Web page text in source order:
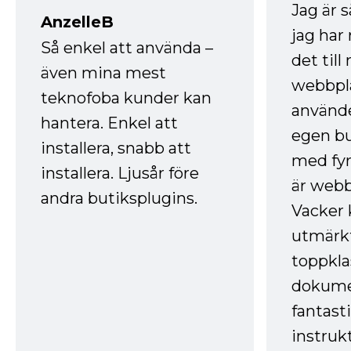
AnzelleB
Så enkel att använda –
även mina mest
teknofoba kunder kan
hantera. Enkel att
installera, snabb att
installera. Ljusår före
andra butiksplugins.
Jag är
jag
det till
egen
med
är
Vacker